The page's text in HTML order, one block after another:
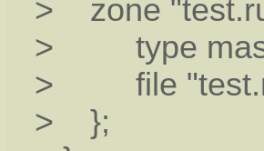
> zone
> type
> file
> };